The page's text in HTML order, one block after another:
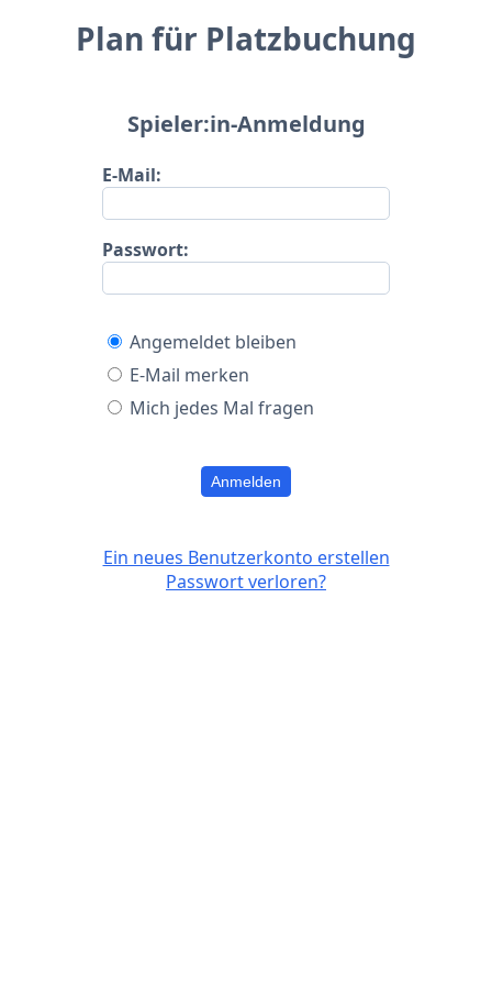
Plan für Platzbuchung
Spieler:in-Anmeldung
E-Mail:
Passwort:
Angemeldet bleiben
E-Mail merken
Mich jedes Mal fragen
Anmelden
Ein neues Benutzerkonto erstellen
Passwort verloren?